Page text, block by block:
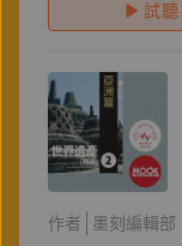
試聽
作者 墨刻編輯部